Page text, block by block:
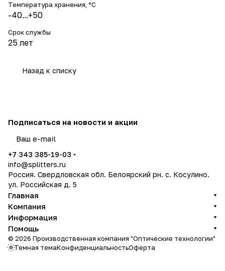
Температура хранения, °С
-40...+50
Срок службы
25 лет
Назад к списку
Подписаться на новости и акции
+7 343 385-19-03
info@splitters.ru
Россия. Свердловская обл. Белоярский рн. с. Косулино.
ул. Российская д. 5
Главная
Компания
Информация
Помощь
© 2026 Производственная компания "Оптические технологии"
Темная темаКонфиденциальностьОферта